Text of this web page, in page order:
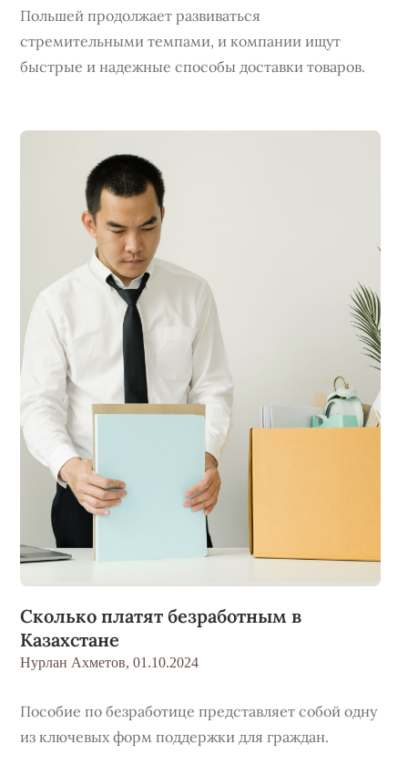
Польшей продолжает развиваться
стремительными темпами, и компании ищут
быстрые и надежные способы доставки товаров.
Сколько платят безработным в
Казахстане
Нурлан Ахметов, 01.10.2024
Пособие по безработице представляет собой одну
из ключевых форм поддержки для граждан.